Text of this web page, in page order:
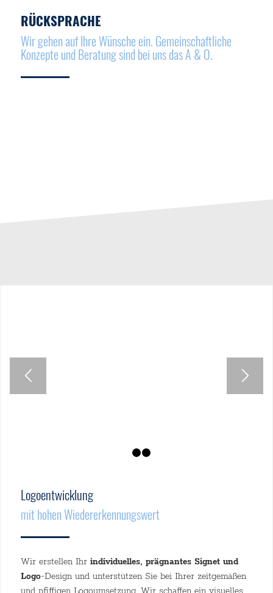
RÜCKSPRACHE
Wir gehen auf Ihre Wünsche ein. Gemeinschaftliche
Konzepte und Beratung sind bei uns das A & O.
Logoentwicklung
mit hohen Wiedererkennungswert
Wir erstellen Ihrindividuelles, prägnantes Signet und
Logo-Design und unterstützen Sie bei Ihrer zeitgemäßen